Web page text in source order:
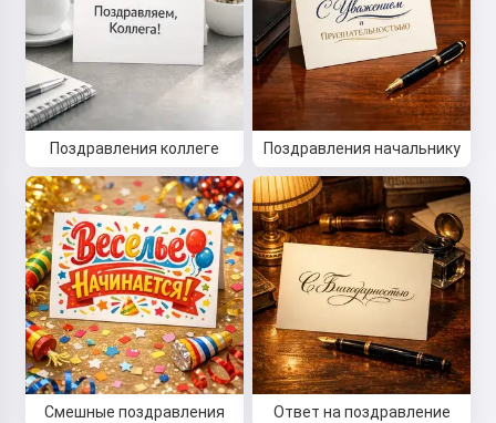
Поздравления коллеге Поздравления начальнику
Смешные поздравления Ответ на поздравление
Привет 👋
Я могу создавать песни, писать
стихи и поздравления 🥰
Попробовать
Я принимаю: Условия использования,
Политика конфиденциальности,
Политика возврата